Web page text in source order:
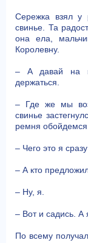
Сережка взял у
свинье. Та
она ела,
Королевну.
– А давай на
держаться.
– Где же мы
свинье
ремня
– Чего это я
– А кто
– Ну, я.
– Вот и садись. А
По всему